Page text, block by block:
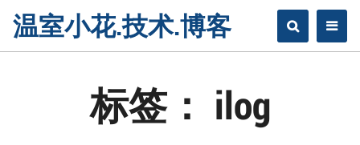
温室小花.技术.博客
标签： ilog